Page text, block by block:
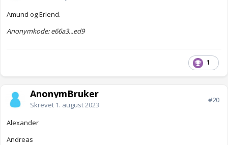
Amund og Erlend.
Anonymkode: e66a3...ed9
1
AnonymBruker
Skrevet 1. august 2023
#20
Alexander
Andreas